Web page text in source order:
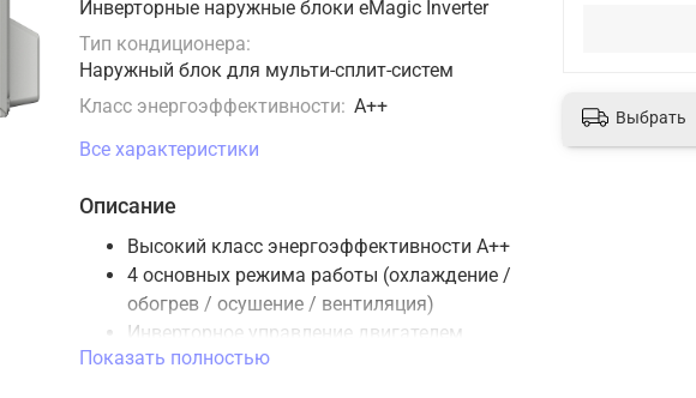
Инверторные наружные блоки eMagic Inverter
Тип кондиционера:
Наружный блок для мульти-сплит-систем
Класс энергоэффективности: А++
Все характеристики
Описание
Высокий класс энергоэффективности A++
4 основных режима работы (охлаждение /
обогрев / осушение / вентиляция)
Инверторное управление двигателем
наружного блока
Показать полностью
Выбрать